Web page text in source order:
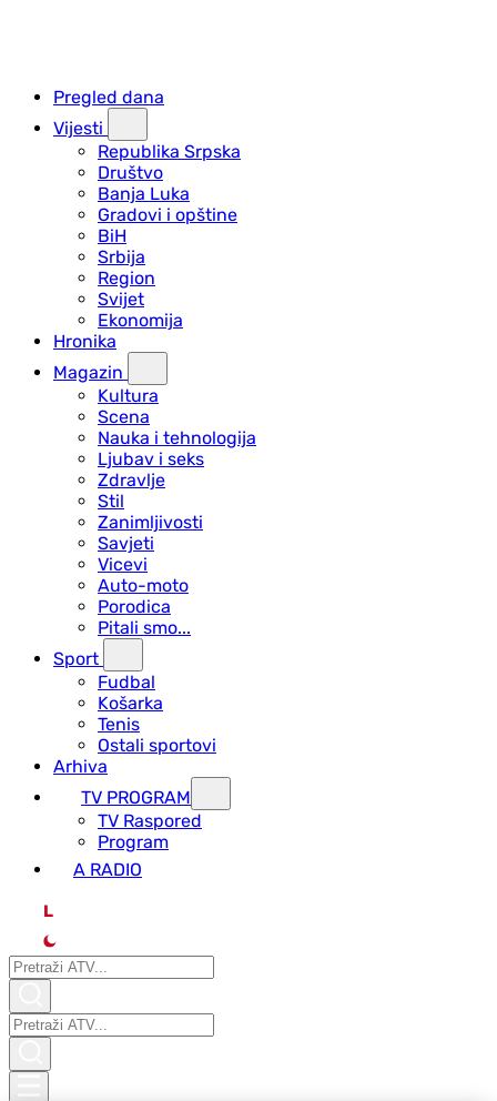
Pregled dana
Vijesti
Republika Srpska
Društvo
Banja Luka
Gradovi i opštine
BiH
Srbija
Region
Svijet
Ekonomija
Hronika
Magazin
Kultura
Scena
Nauka i tehnologija
Ljubav i seks
Zdravlje
Stil
Zanimljivosti
Savjeti
Vicevi
Auto-moto
Porodica
Pitali smo...
Sport
Fudbal
Košarka
Tenis
Ostali sportovi
Arhiva
TV PROGRAM
ТV Raspored
Program
A RADIO
L